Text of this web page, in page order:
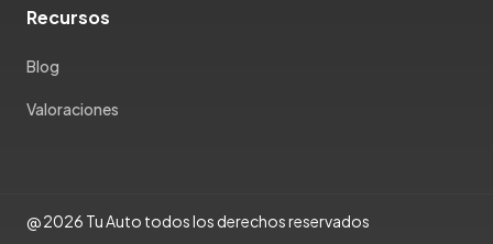
Recursos
Blog
Valoraciones
@ 2026 Tu Auto todos los derechos reservados